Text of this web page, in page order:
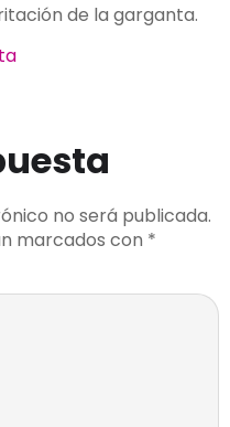
de la garganta.
no será publicada.
marcados con *